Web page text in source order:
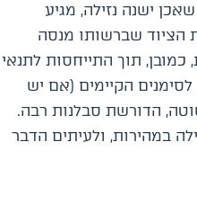
ישנה נזילה, מגיע
הציוד שברשותו מנסה
תוך התייחסות לתנאי
הקיימים (אם יש
הדורשת סבלנות רבה.
במהירות, ולעיתים הדבר